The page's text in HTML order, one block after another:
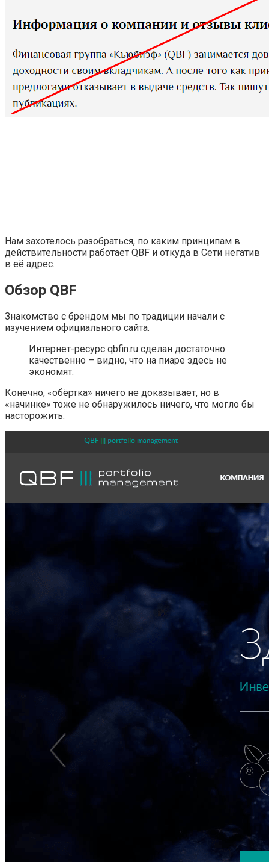
Нам захотелось разобраться, по каким принципам в
действительности работает QBF и откуда в Сети негатив
в её адрес.
Обзор QBF
Знакомство с брендом мы по традиции начали с
изучением официального сайта.
Интернет-ресурс qbfin.ru сделан достаточно
качественно – видно, что на пиаре здесь не
экономят.
Конечно, «обёртка» ничего не доказывает, но в
«начинке» тоже не обнаружилось ничего, что могло бы
насторожить.